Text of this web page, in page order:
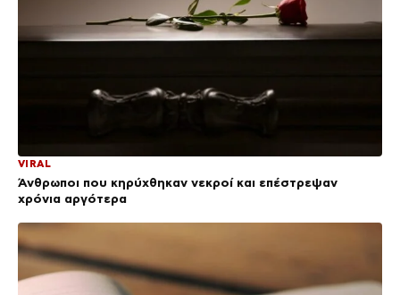
VIRAL
Άνθρωποι που κηρύχθηκαν νεκροί και επέστρεψαν
χρόνια αργότερα